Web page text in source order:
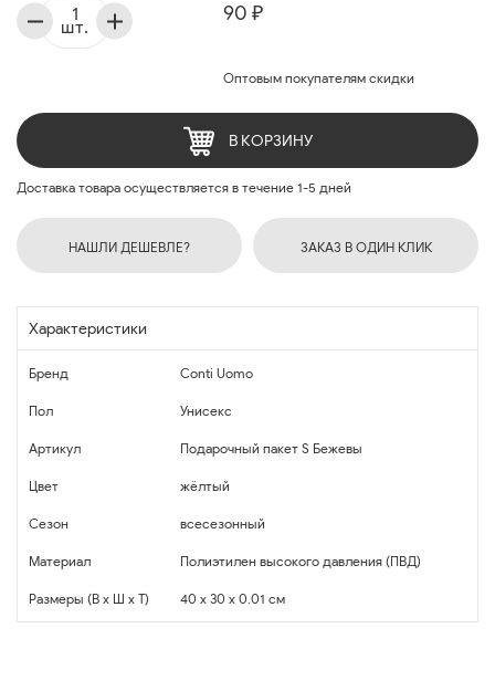
90 ₽
Оптовым покупателям скидки
шт.
В КОРЗИНУ
Доставка товара осуществляется в течение 1-5 дней
НАШЛИ ДЕШЕВЛЕ? ЗАКАЗ В ОДИН КЛИК
Характеристики
Бренд Conti Uomo
Пол Унисекс
Артикул Подарочный пакет S Бежевы
Цвет жёлтый
Сезон всесезонный
Материал Полиэтилен высокого давления (ПВД)
Размеры (В x Ш x Т) 40 x 30 x 0.01 см